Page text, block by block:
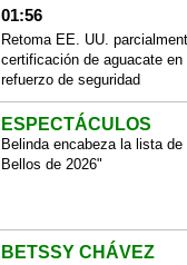
01:56
Retoma EE. UU.
certificación de aguacate
refuerzo de seguridad
ESPECTÁCULOS
Belinda encabeza la lista
Bellos de 2026"
BETSSY CHÁVEZ